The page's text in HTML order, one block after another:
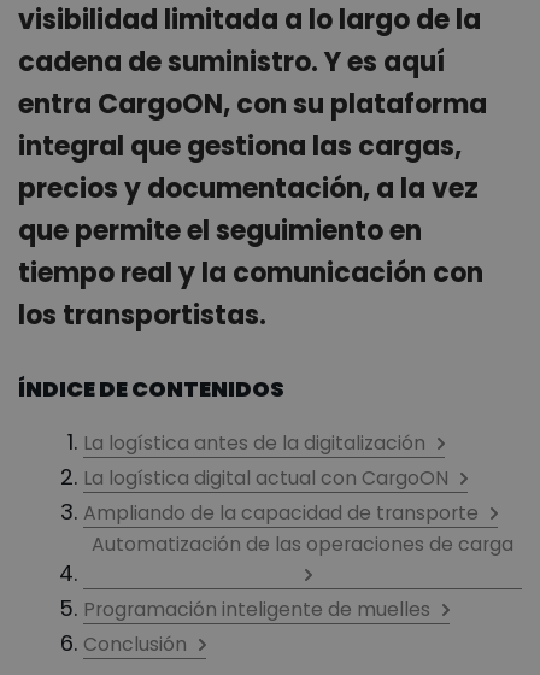
visibilidad limitada a lo largo de la
cadena de suministro. Y es aquí
entra CargoON, con su plataforma
integral que gestiona las cargas,
precios y documentación, a la vez
que permite el seguimiento en
tiempo real y la comunicación con
los transportistas.
ÍNDICE DE CONTENIDOS
La logística antes de la digitalización
La logística digital actual con CargoON
Ampliando de la capacidad de transporte
Automatización de las operaciones de carga
Programación inteligente de muelles
Conclusión